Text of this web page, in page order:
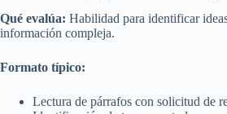
Qué evalúa: Habilidad para identificar
información compleja.
Formato típico:
Lectura de párrafos con solicitud de